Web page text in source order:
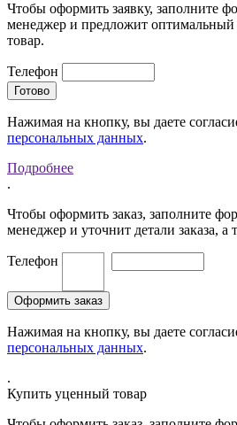
Чтобы оформить заявку, заполните
менеджер и предложит оптимальный
товар.
Телефон
Нажимая на кнопку, вы даете
персональных данных.
Подробнее
.
Чтобы оформить заказ, заполните
менеджер и уточнит детали заказа, а
Телефон
Нажимая на кнопку, вы даете
персональных данных.
.
Купить уценный товар